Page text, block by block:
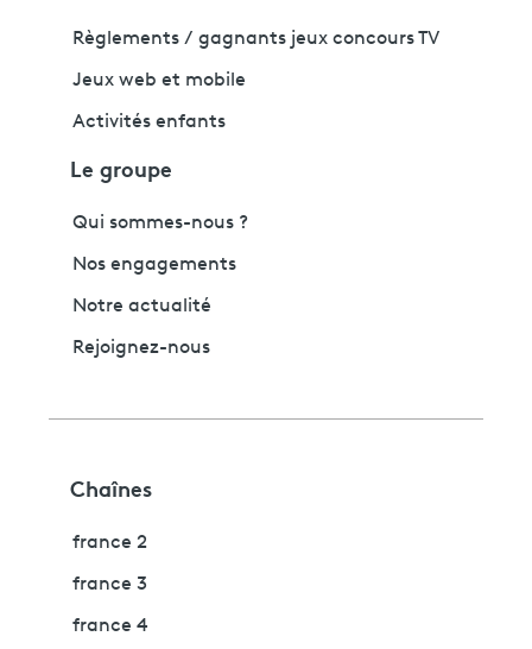
Règlements / gagnants jeux concours TV
Jeux web et mobile
Activités enfants
Le groupe
Qui sommes-nous ?
Nos engagements
Notre actualité
Rejoignez-nous
Chaînes
france 2
france 3
france 4